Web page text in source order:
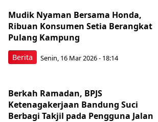
Berita
Mudik Nyaman Bersama Honda,
Ribuan Konsumen Setia Berangkat
Pulang Kampung
Senin, 16 Mar 2026 - 18:14
Berkah Ramadan, BPJS
Ketenagakerjaan Bandung Suci
Berbagi Takjil pada Pengguna Jalan